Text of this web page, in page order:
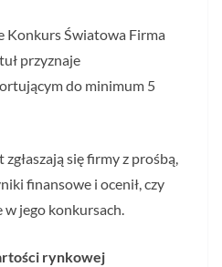
Konkurs Światowa Firma
przyznaje
do minimum 5
się firmy z prośbą,
finansowe i ocenił, czy
w jego konkursach.
rynkowej